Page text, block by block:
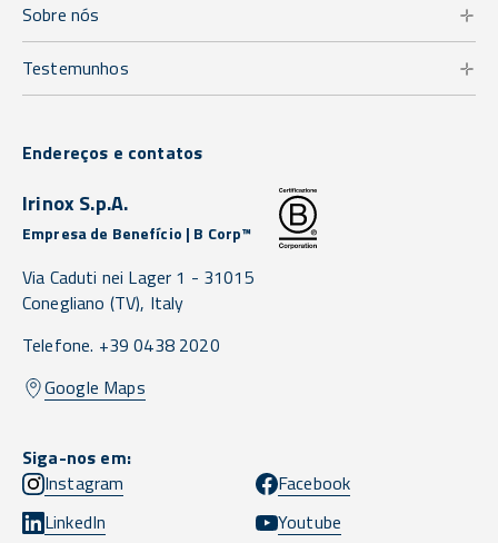
Sobre nós
Testemunhos
Endereços e contatos
Irinox S.p.A.
Empresa de Benefício | B Corp™
Via Caduti nei Lager 1 - 31015
Conegliano (TV), Italy
Telefone. +39 0438 2020
Google Maps
Siga-nos em:
Instagram
Facebook
LinkedIn
Youtube